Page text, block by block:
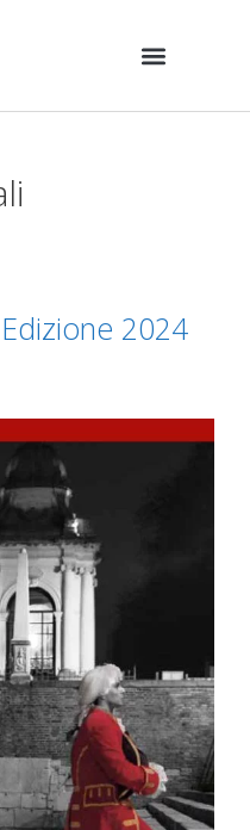
2024